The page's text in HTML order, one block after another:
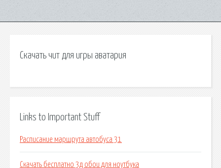
Скачать чит для игры аватария
Links to Important Stuff
Расписание маршрута автобуса 31
Скачать бесплатно 3д обои для ноутбука